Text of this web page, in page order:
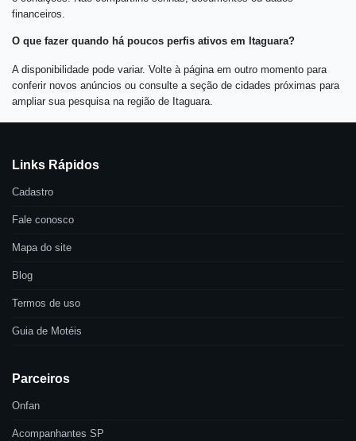
financeiros.
O que fazer quando há poucos perfis ativos em Itaguara?
A disponibilidade pode variar. Volte à página em outro momento para
conferir novos anúncios ou consulte a seção de cidades próximas para
ampliar sua pesquisa na região de Itaguara.
Links Rápidos
Cadastro
Fale conosco
Mapa do site
Blog
Termos de uso
Guia de Motéis
Parceiros
Onfan
Acompanhantes SP